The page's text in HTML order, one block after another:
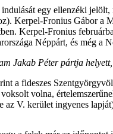
egy ellenzéki
Kerpel-Fronius Gábor a
Kerpel-Fronius
Néppárt, és még a
Jakab Péter pártja helyett,
a fideszes
volna,
az V. kerület ingyenes